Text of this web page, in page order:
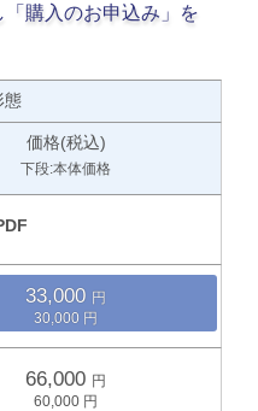
購入のお申込み」を
態
価格(税込)
下段:本体価格
33,000
30,000
66,000
60,000